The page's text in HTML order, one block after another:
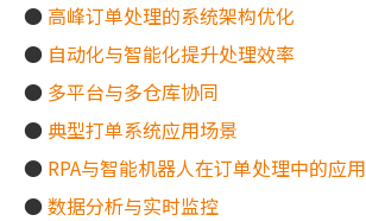
● 高峰订单处理的系统架构优化
● 自动化与智能化提升处理效率
● 多平台与多仓库协同
●典型打单系统应用场景
● RPA与智能机器人在订单处理中的应用
●数据分析与实时监控